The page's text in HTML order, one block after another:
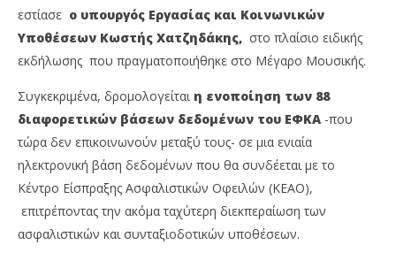
NOW VIEWING
Πως πέτυχε το υπουργείο εργασίας την έκδοση
570.000 εκκρεμών κύριων συντάξεων, μέσα σε 27
μήνες;
23/04/2023
pressroom
εστίασε ο υπουργός Εργασίας και Κοινωνικών
Υποθέσεων Κωστής Χατζηδάκης, στο πλαίσιο ειδικής
εκδήλωσης που πραγματοποιήθηκε στο Μέγαρο Μουσικής.
Συγκεκριμένα, δρομολογείταιη ενοποίηση των 88
διαφορετικών βάσεων δεδομένων του ΕΦΚΑ -που
τώρα δεν επικοινωνούν μεταξύ τους- σε μια ενιαία
ηλεκτρονική βάση δεδομένων που θα συνδέεται με το
Κέντρο Είσπραξης Ασφαλιστικών Οφειλών (ΚΕΑΟ),
επιτρέποντας την ακόμα ταχύτερη διεκπεραίωση των
ασφαλιστικών και συνταξιοδοτικών υποθέσεων.